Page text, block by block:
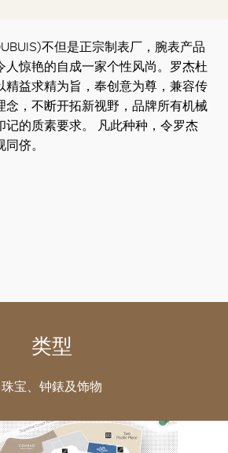
不但是正宗制表厂，腕表产品
人惊艳的自成一家个性风尚。罗杰杜
精益求精为旨，奉创意为尊，兼容传
念，不断开拓新视野，品牌所有机械
记的质素要求。 凡此种种，令罗杰
侪。
类型
珠宝、钟錶及饰物